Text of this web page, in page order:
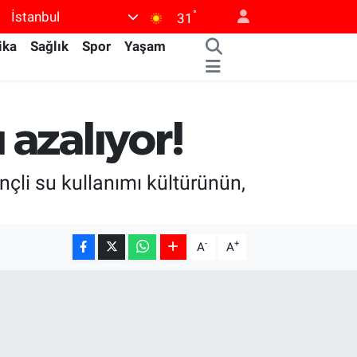
İstanbul 31 °
Sağlık Spor
Yaşam
su kullanımı kültürünün,
A- A+